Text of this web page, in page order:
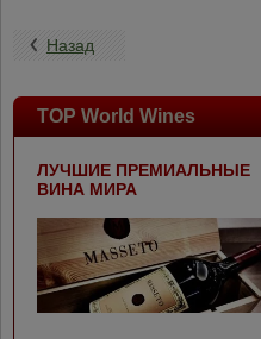
TOP World Wines
ЛУЧШИЕ ПРЕМИАЛЬНЫЕ
ВИНА МИРА
Назад